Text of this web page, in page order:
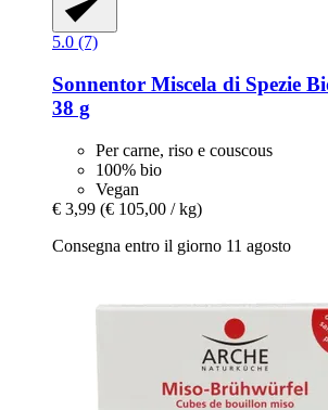
5.0 (7)
Sonnentor Miscela di Spezie
38 g
Per carne, riso e couscous
100% bio
Vegan
€ 3,99 (€ 105,00 / kg)
Consegna entro il giorno 11 agosto